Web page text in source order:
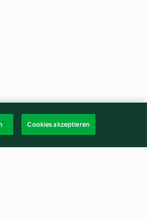
Cookies akzeptieren